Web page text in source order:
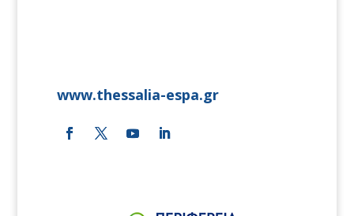
www.thessalia-espa.gr